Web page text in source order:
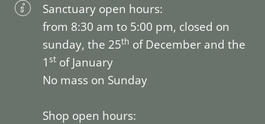
Sanctuary open hours:
from 8:30 am to 5:00 pm, closed on
sunday, the 25th of December and the
1st of January
No mass on Sunday
Shop open hours: